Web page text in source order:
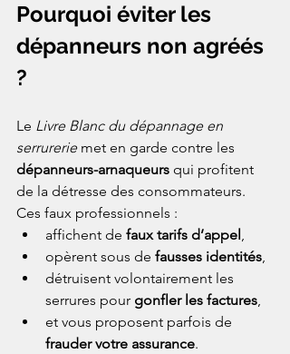
Pourquoi éviter les
dépanneurs non agréés
?
Le Livre Blanc du dépannage en
serrurerie met en garde contre les
dépanneurs-arnaqueurs qui profitent
de la détresse des consommateurs.
Ces faux professionnels :
affichent de faux tarifs d’appel ,
opèrent sous de fausses identités,
détruisent volontairement les
serrures pour gonfler les factures,
et vous proposent parfois de
frauder votre assurance.